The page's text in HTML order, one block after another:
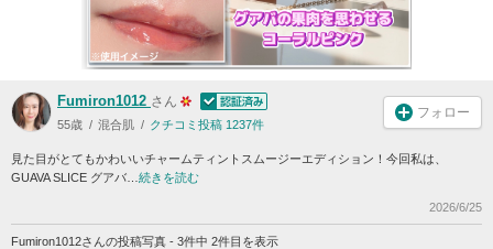
Fumiron1012 さん
55歳 混合肌 クチコミ投稿 1237件
フォロー
見た目がとてもかわいいチャームティントスムージーエディション！今回私は、
GUAVA SLICE グアバ… 続きを読む
2026/6/25
Fumiron1012さんの投稿写真 - 3件中 2件目を表示